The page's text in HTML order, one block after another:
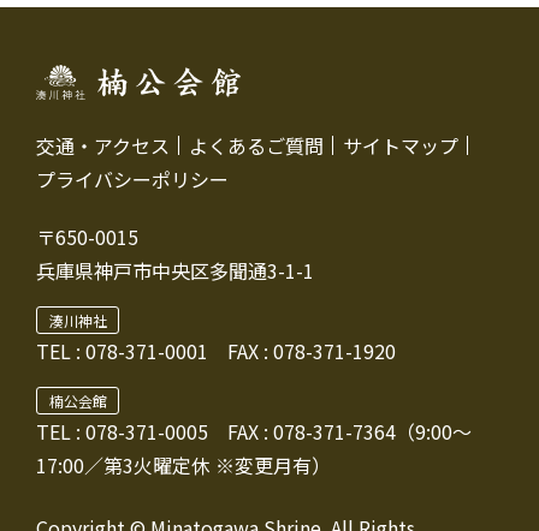
交通・アクセス よくあるご質問
サイトマップ
プライバシーポリシー
〒650-0015
兵庫県神戸市中央区多聞通3-1-1
湊川神社
TEL : 078-371-0001 FAX : 078-371-1920
楠公会館
TEL : 078-371-0005 FAX : 078-371-7364（9:00～
17:00／第3火曜定休 ※変更月有）